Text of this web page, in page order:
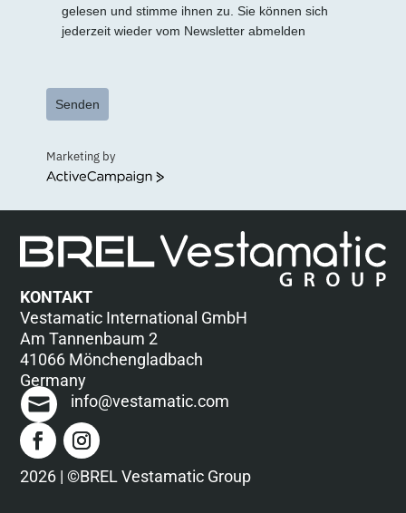
gelesen und stimme ihnen zu. Sie können sich
jederzeit wieder vom Newsletter abmelden
Senden
Marketing by
ActiveCampaign
KONTAKT
Vestamatic International GmbH
Am Tannenbaum 2
41066 Mönchengladbach
Germany
info@vestamatic.com
2026 | ©BREL Vestamatic Group